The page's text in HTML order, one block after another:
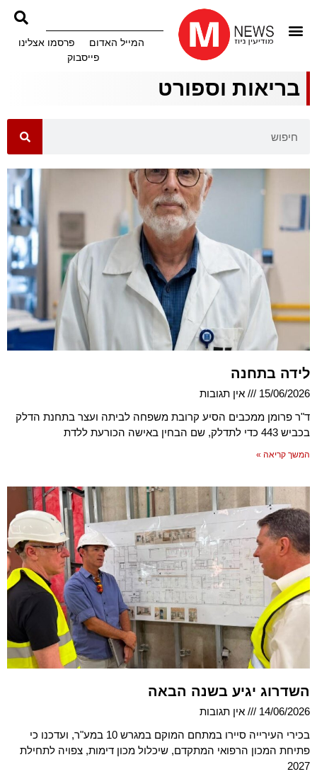
המייל האדום
פרסמו אצלינו
פייסבוק
בריאות וספורט
לידה בתחנה
15/06/2026
אין תגובות
ד"ר פרומן ממכבים הסיע קרובת משפחה לביתה ועצר בתחנת הדלק
בכביש 443 כדי לתדלק, שם הבחין באישה הכורעת ללדת
המשך קריאה »
השדרוג יגיע בשנה הבאה
14/06/2026
אין תגובות
בכירי העירייה סיירו במתחם המוקם במגרש 10 במע"ר, ועדכנו כי
פתיחת המכון הרפואי המתקדם, שיכלול מכון דימות, צפויה לתחילת
2027